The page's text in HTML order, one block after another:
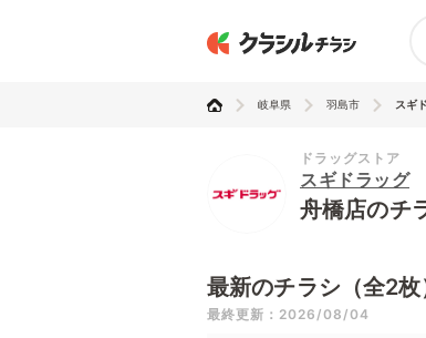
岐阜県 羽島市 スギ
ドラッグストア
スギドラッグ
舟橋店のチ
最新のチラシ（全2枚
最終更新：2026/08/04